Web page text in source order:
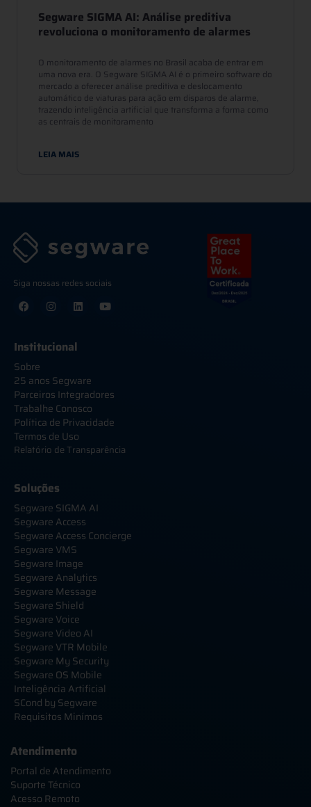
Segware SIGMA AI: Análise preditiva
revoluciona o monitoramento de alarmes
O monitoramento de alarmes no Brasil acaba de entrar em
uma nova era. O Segware SIGMA AI é o primeiro software do
mercado a oferecer análise preditiva e deslocamento
automático de viaturas para ação em disparos de alarme,
trazendo inteligência artificial que transforma a forma como
as centrais de monitoramento
LEIA MAIS
Siga nossas redes sociais
Institucional
Sobre
25 anos Segware
Parceiros Integradores
Trabalhe Conosco
Política de Privacidade
Termos de Uso
Relatório de Transparência
Soluções
Segware SIGMA AI
Segware Access
Segware Access Concierge
Segware VMS
Segware Image
Segware Analytics
Segware Message
Segware Shield
Segware Voice
Segware Video AI
Segware VTR Mobile
Segware My Security
Segware OS Mobile
Inteligência Artificial
SCond by Segware
Requisitos Minímos
Atendimento
Portal de Atendimento
Suporte Técnico
Acesso Remoto